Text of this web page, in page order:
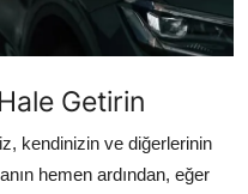
Getirin
kendinizin ve diğerlerinin
hemen ardından, eğer